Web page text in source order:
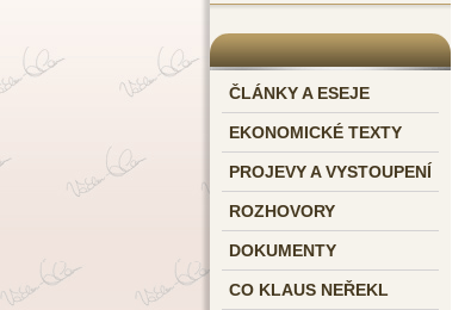
ČLÁNKY A ESEJE
EKONOMICKÉ TEXTY
PROJEVY A VYSTOUPENÍ
ROZHOVORY
DOKUMENTY
CO KLAUS NEŘEKL